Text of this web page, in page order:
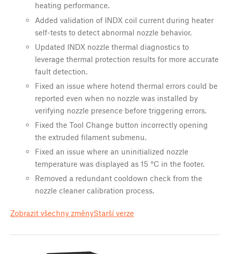
heating performance.
Added validation of INDX coil current during heater
self-tests to detect abnormal nozzle behavior.
Updated INDX nozzle thermal diagnostics to
leverage thermal protection results for more accurate
fault detection.
Fixed an issue where hotend thermal errors could be
reported even when no nozzle was installed by
verifying nozzle presence before triggering errors.
Fixed the Tool Change button incorrectly opening
the extruded filament submenu.
Fixed an issue where an uninitialized nozzle
temperature was displayed as 15 °C in the footer.
Removed a redundant cooldown check from the
nozzle cleaner calibration process.
Zobrazit všechny změnyStarší verze